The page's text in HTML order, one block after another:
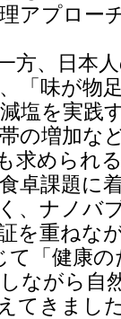
アプロー
方、日本
「味が物
塩を実践
の増加な
求められ
卓課題に
、ナノバ
を重ねな
「健康
ながら自
てきまし